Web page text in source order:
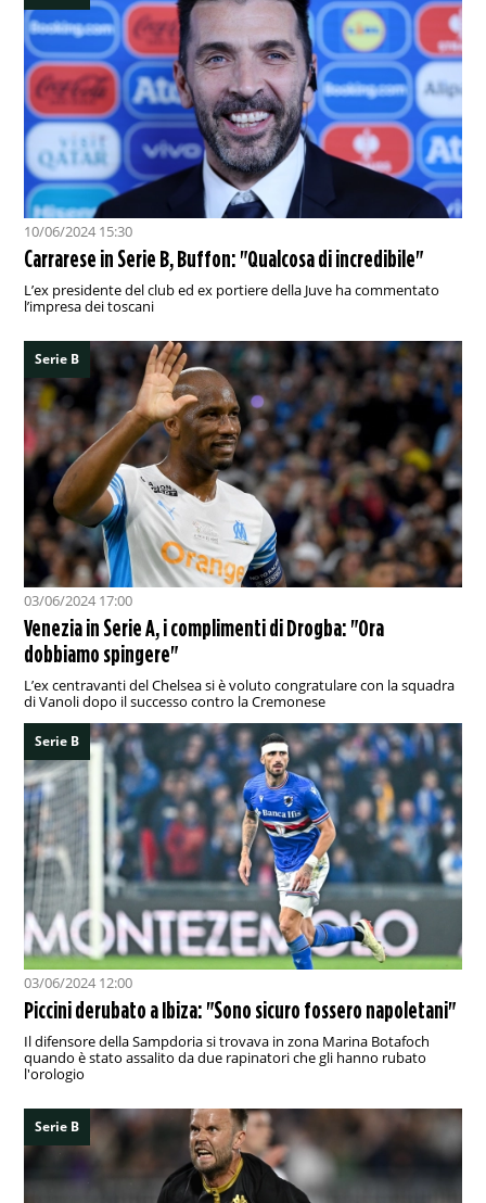
10/06/2024 15:30
Carrarese in Serie B, Buffon: "Qualcosa di incredibile"
L’ex presidente del club ed ex portiere della Juve ha commentato
l’impresa dei toscani
Serie B
03/06/2024 17:00
Venezia in Serie A, i complimenti di Drogba: "Ora
dobbiamo spingere"
L’ex centravanti del Chelsea si è voluto congratulare con la squadra
di Vanoli dopo il successo contro la Cremonese
Serie B
03/06/2024 12:00
Piccini derubato a Ibiza: "Sono sicuro fossero napoletani"
Il difensore della Sampdoria si trovava in zona Marina Botafoch
quando è stato assalito da due rapinatori che gli hanno rubato
l'orologio
Serie B